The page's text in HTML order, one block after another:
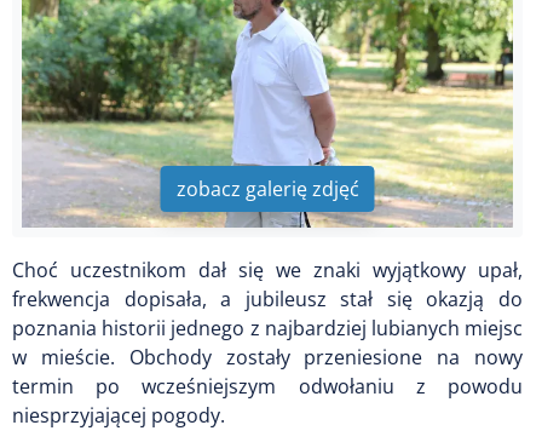
zobacz galerię zdjęć
Choć uczestnikom dał się we znaki wyjątkowy upał,
frekwencja dopisała, a jubileusz stał się okazją do
poznania historii jednego z najbardziej lubianych miejsc
w mieście. Obchody zostały przeniesione na nowy
termin po wcześniejszym odwołaniu z powodu
niesprzyjającej pogody.